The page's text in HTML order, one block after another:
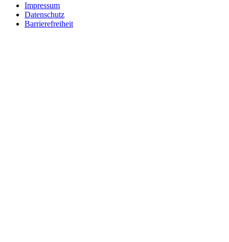
Impressum
Datenschutz
Barrierefreiheit